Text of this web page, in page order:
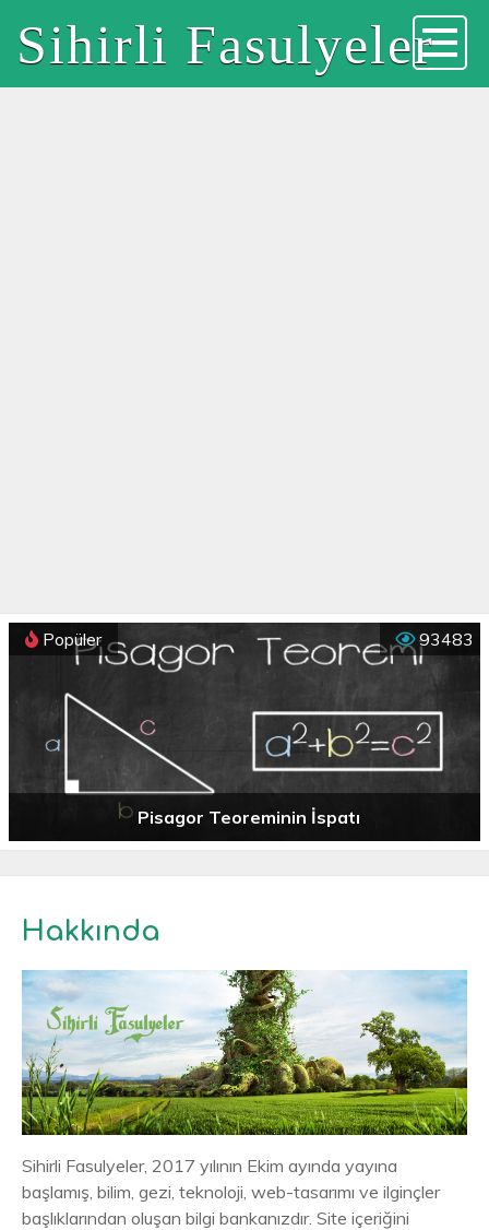
Sihirli Fasulyeler
Pisagor Teoreminin İspatı
Popüler 93483
Hakkında
Sihirli Fasulyeler, 2017 yılının Ekim ayında yayına
başlamış, bilim, gezi, teknoloji, web-tasarımı ve ilginçler
başlıklarından oluşan bilgi bankanızdır. Site içeriğini